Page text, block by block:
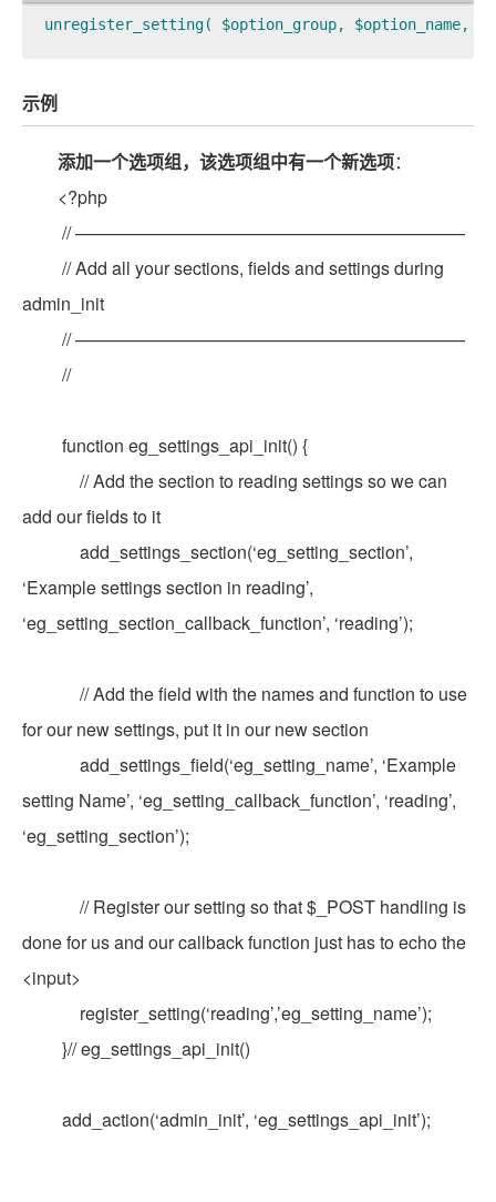
unregister_setting( $option_group,
示例
添加一个选项组，该选项组中有一个新选项：
<?php
// ——————————————————————
// Add all your sections, fields and settings during
admin_init
// ——————————————————————
//
function eg_settings_api_init() {
// Add the section to reading settings so we can
add our fields to it
add_settings_section(‘eg_setting_section’,
‘Example settings section in reading’,
‘eg_setting_section_callback_function’, ‘reading’);
// Add the field with the names and function to use
for our new settings, put it in our new section
add_settings_field(‘eg_setting_name’, ‘Example
setting Name’, ‘eg_setting_callback_function’, ‘reading’,
‘eg_setting_section’);
// Register our setting so that $_POST handling is
done for us and our callback function just has to echo the
<input>
register_setting(‘reading’,’eg_setting_name’);
}// eg_settings_api_init()
add_action(‘admin_init’, ‘eg_settings_api_init’);